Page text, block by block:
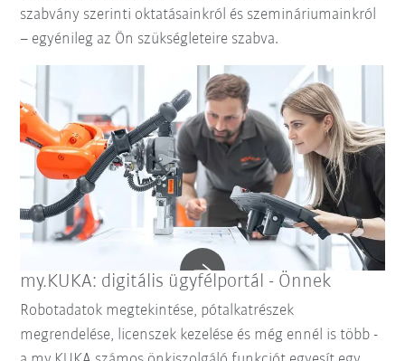
szabvány szerinti oktatásainkról és szemináriumainkról
– egyénileg az Ön szükségleteire szabva.
my.KUKA: digitális ügyfélportál - Önnek
Robotadatok megtekintése, pótalkatrészek
megrendelése, licenszek kezelése és még ennél is több -